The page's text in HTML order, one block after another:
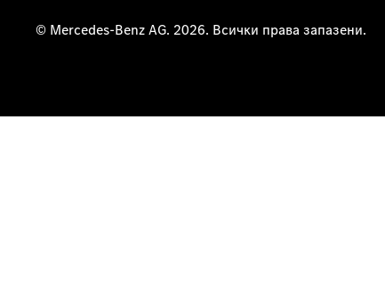
© Mercedes-Benz AG. 2026. Всички права запазени.